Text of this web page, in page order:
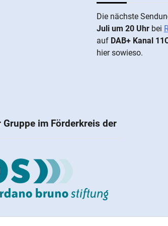
Die näch­ste
Juli um 20 Uhrbei
auf DAB+ Kanal
hier sowieso.
Gruppe im Förderkreis der